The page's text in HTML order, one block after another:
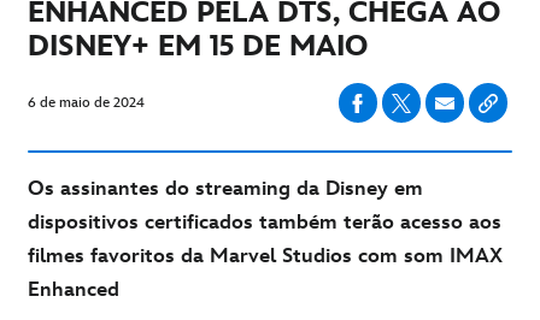
ENHANCED PELA DTS, CHEGA AO
DISNEY+ EM 15 DE MAIO
6 de maio de 2024
Os assinantes do streaming da Disney em
dispositivos certificados também terão acesso aos
filmes favoritos da Marvel Studios com som IMAX
Enhanced